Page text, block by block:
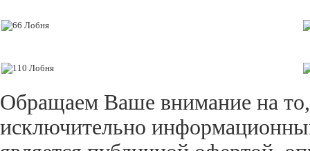
Обращаем Ваше внимание на
исключительно